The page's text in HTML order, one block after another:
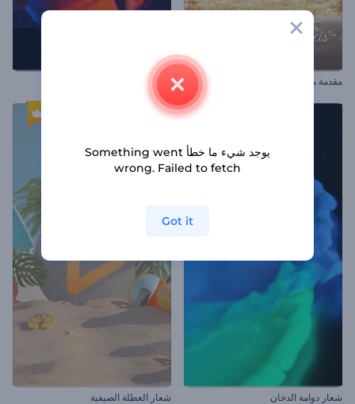
مقدمة معجزة ليلة الكريسماس افتتاحية العناوين الإيقاعية
شعار دوامة الدخان شعار العطلة الصيفية
يوجد شيء ما خطأ Something went
wrong. Failed to fetch
Got it